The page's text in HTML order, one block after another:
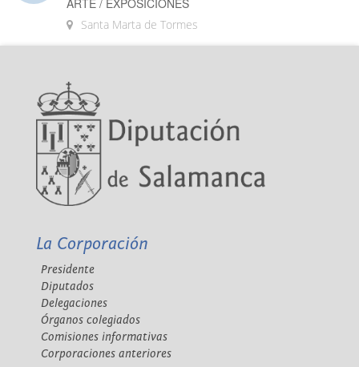
ARTE / EXPOSICIONES
Santa Marta de Tormes
La Corporación
Presidente
Diputados
Delegaciones
Órganos colegiados
Comisiones informativas
Corporaciones anteriores